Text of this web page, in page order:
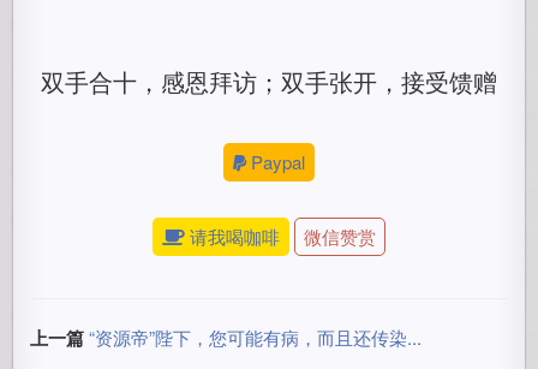
双手合十，感恩拜访；双手张开，接受馈赠
Paypal
请我喝咖啡 微信赞赏
上一篇 “资源帝”陛下，您可能有病，而且还传染...